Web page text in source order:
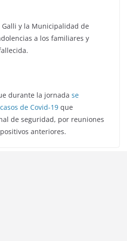
y la Municipalidad de
a los familiares y
durante la jornada se
de Covid-19 que
de seguridad, por reuniones
anteriores.